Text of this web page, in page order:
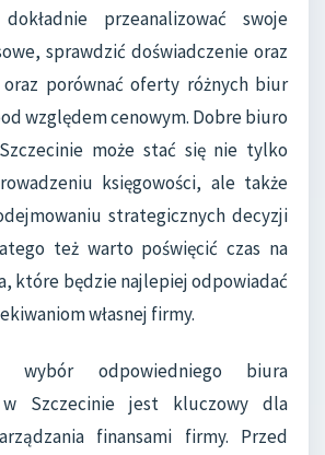
przeanalizować swoje
sprawdzić doświadczenie oraz
porównać oferty różnych biur
względem cenowym. Dobre biuro
może stać się nie tylko
księgowości, ale także
strategicznych decyzji
też warto poświęcić czas na
które będzie najlepiej odpowiadać
własnej firmy.
wybór odpowiedniego biura
w Szczecinie jest kluczowy dla
finansami firmy. Przed